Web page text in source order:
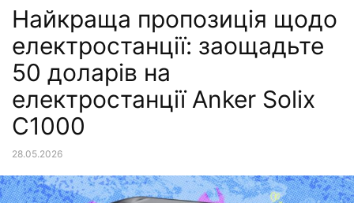
Найкраща пропозиція щодо
електростанції: заощадьте
50 доларів на
електростанції Anker Solix
C1000
28.05.2026